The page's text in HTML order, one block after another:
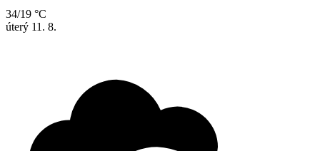
34/19 °C
úterý 11. 8.